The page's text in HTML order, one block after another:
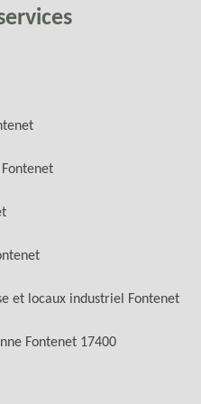
et locaux industriel Fontenet
Fontenet 17400